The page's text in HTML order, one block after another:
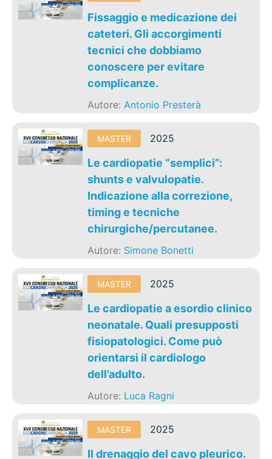
Fissaggio e medicazione dei
cateteri. Gli accorgimenti
tecnici che dobbiamo
conoscere per evitare
complicanze.
Autore:Antonio Presterà
MASTER 2025
Le cardiopatie “semplici”:
shunts e valvulopatie.
Indicazione alla correzione,
timing e tecniche
chirurgiche/percutanee.
Autore: Simone Bonetti
MASTER 2025
Le cardiopatie a esordio clinico
neonatale. Quali presupposti
fisiopatologici. Come può
orientarsi il cardiologo
dell’adulto.
Autore: Luca Ragni
MASTER 2025
Il drenaggio del cavo pleurico.